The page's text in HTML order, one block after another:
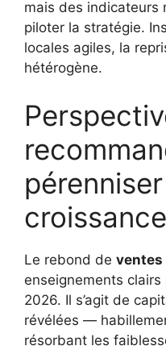
mais des indicateurs
piloter la stratégie.
locales agiles, la
hétérogène.
Le rebond de ventes
enseignements
2026. Il s’agit de
révélées —
résorbant les